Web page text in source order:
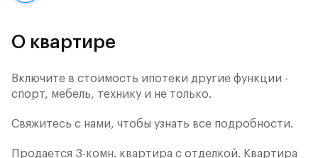
О квартире
Включите в стоимость ипотеки другие функции -
спорт, мебель, технику и не только.
Свяжитесь с нами, чтобы узнать все подробности.
Продается 3-комн. квартира с отделкой. Квартира